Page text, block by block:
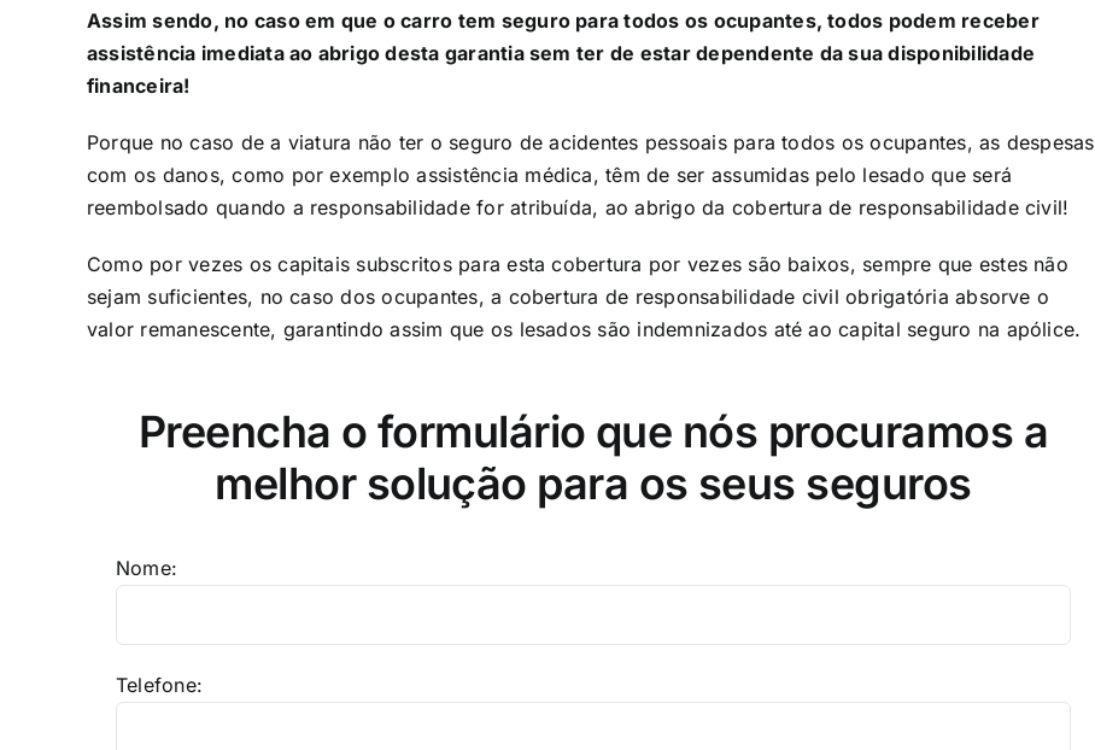
Assim sendo, no caso em que o carro tem seguro para todos os ocupantes, todos podem receber
assistência imediata ao abrigo desta garantia sem ter de estar dependente da sua disponibilidade
financeira!
Porque no caso de a viatura não ter o seguro de acidentes pessoais para todos os ocupantes, as despesas
com os danos, como por exemplo assistência médica, têm de ser assumidas pelo lesado que será
reembolsado quando a responsabilidade for atribuída, ao abrigo da cobertura de responsabilidade civil!
Como por vezes os capitais subscritos para esta cobertura por vezes são baixos, sempre que estes não
sejam suficientes, no caso dos ocupantes, a cobertura de responsabilidade civil obrigatória absorve o
valor remanescente, garantindo assim que os lesados são indemnizados até ao capital seguro na apólice.​
Preencha o formulário que nós procuramos a
melhor solução para os seus seguros
Nome:
Telefone: